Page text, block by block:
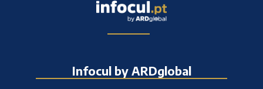
Infocul by ARDglobal